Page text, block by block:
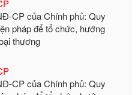
pháp để tổ chức, hướng
thương
CP của Chính phủ: Quy
pháp để tổ chức, hướng
thương